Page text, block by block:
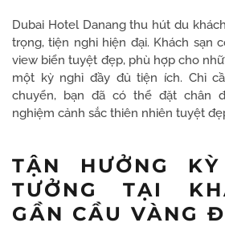
Dubai Hotel Danang thu hút du
trọng, tiện nghi hiện đại. Khách sạn
view biển tuyệt đẹp, phù hợp cho
một kỳ nghỉ đầy đủ tiện ích. Chỉ
chuyển, bạn đã có thể đặt chân
nghiệm cảnh sắc thiên nhiên tuyệt
TẬN HƯỞNG
TƯỞNG TẠI
GẦN CẦU VÀNG